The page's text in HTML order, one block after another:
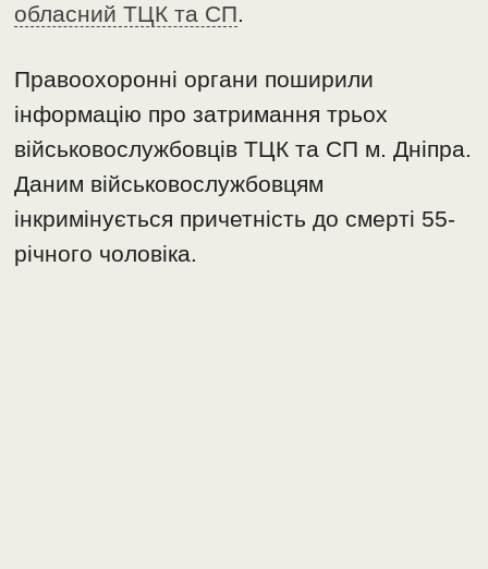
обласний ТЦК та СП.
Правоохоронні органи поширили
інформацію про затримання трьох
військовослужбовців ТЦК та СП м. Дніпра.
Даним військовослужбовцям
інкримінується причетність до смерті 55-
річного чоловіка.